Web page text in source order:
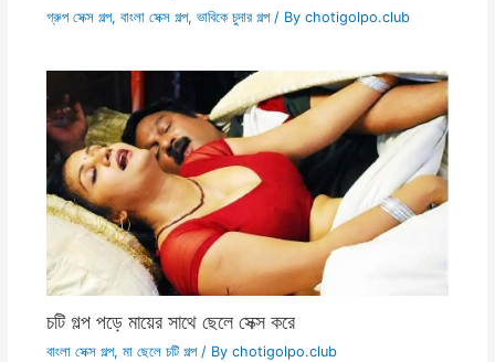
গ্রুপ সেক্স গল্প, বাংলা সেক্স গল্প, ভাবিকে চুদার গল্প/ By chotigolpo.club
চটি গল্প পড়ে মায়ের সাথে ছেলে সেক্স করে
বাংলা সেক্স গল্প, মা ছেলে চটি গল্প/ By chotigolpo.club